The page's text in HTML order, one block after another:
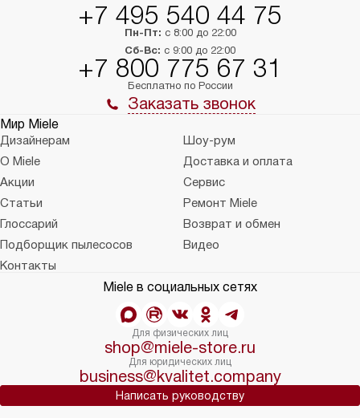
+7 495 540 44 75
Пн-Пт: с 8:00 до 22:00
Сб-Вс: с 9:00 до 22:00
+7 800 775 67 31
Бесплатно по России
Заказать звонок
Мир Miele
Дизайнерам
Шоу-рум
О Miele
Доставка и оплата
Акции
Сервис
Статьи
Ремонт Miele
Глоссарий
Возврат и обмен
Подборщик пылесосов
Видео
Контакты
Miele в социальных сетях
Для физических лиц
shop@miele-store.ru
Для юридических лиц
business@kvalitet.company
Написать руководству